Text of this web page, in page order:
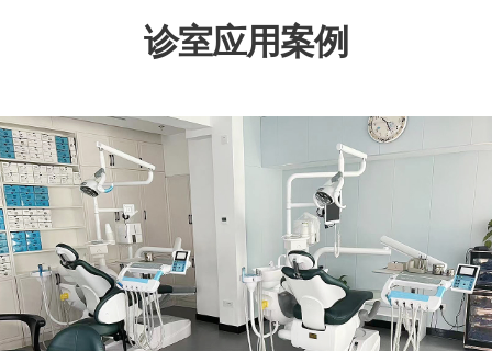
诊室应用案例